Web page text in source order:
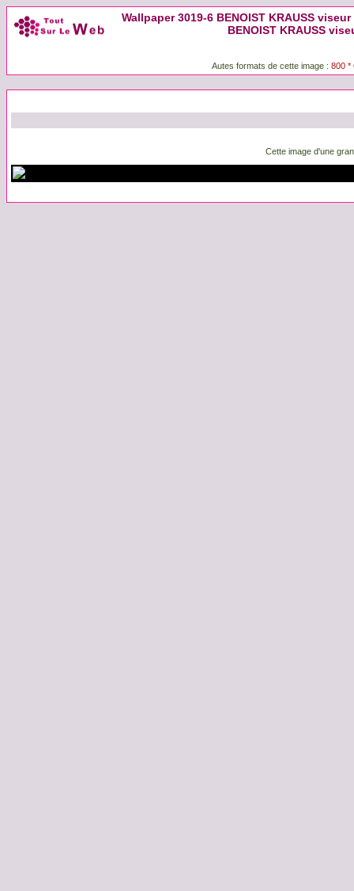
Wallpaper 3019-6 BENOIST KRAUSS
BENOIST KRAUSS
Autes formats de cette image : 800 *
Cette image d'une